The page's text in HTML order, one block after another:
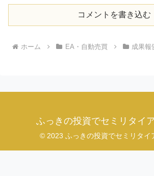
コメントを書き込む
ホーム EA・自動売買 成果報
ふっきの投資でセミリタイ
© 2023 ふっきの投資でセミリタイ